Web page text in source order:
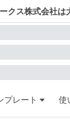
クス株式会社は
プレート 使